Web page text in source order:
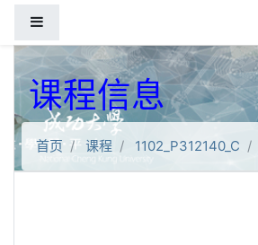
课程信息
首页 课程 1102_P312140_C